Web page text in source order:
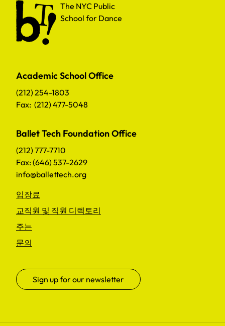
The NYC Public School for Dance
The NYC Public
School for Dance
Academic School Office
(212) 254-1803
Fax: (212) 477-5048
Ballet Tech Foundation Office
(212) 777-7710
Fax: (646) 537-2629
info@ballettech.org
입장료
교직원 및 직원 디렉토리
주는
문의
Sign up for our newsletter